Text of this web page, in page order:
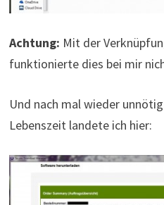
Achtung: Mit der
funktionierte dies bei mir
Und nach mal wieder
Lebenszeit landete ich hier: